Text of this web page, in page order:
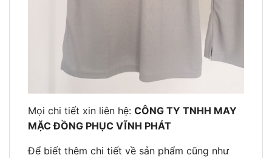
Mọi chi tiết xin liên hệ: CÔNG TY TNHH MAY
MẶC ĐỒNG PHỤC VĨNH PHÁT
Để biết thêm chi tiết về sản phẩm cũng như